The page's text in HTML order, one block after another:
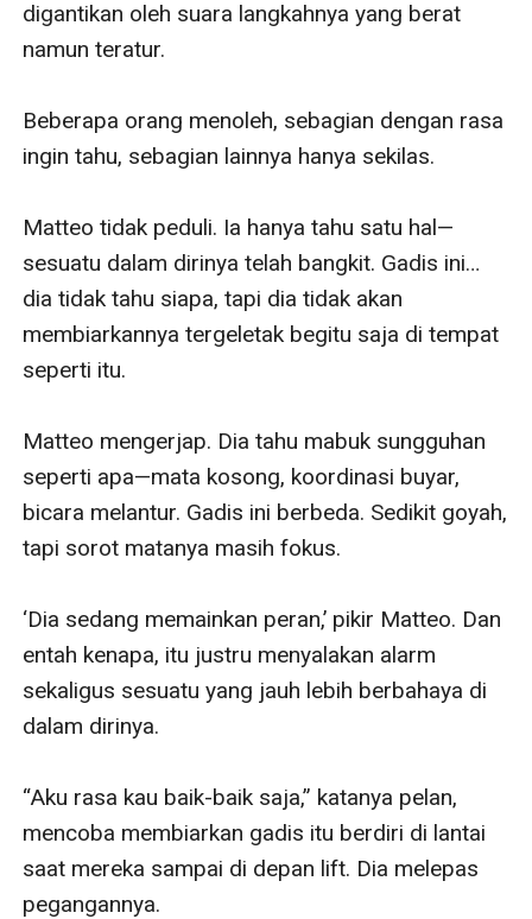
digantikan oleh suara langkahnya yang berat
namun teratur.
Beberapa orang menoleh, sebagian dengan rasa
ingin tahu, sebagian lainnya hanya sekilas.
Matteo tidak peduli. Ia hanya tahu satu hal—
sesuatu dalam dirinya telah bangkit. Gadis ini…
dia tidak tahu siapa, tapi dia tidak akan
membiarkannya tergeletak begitu saja di tempat
seperti itu.
Matteo mengerjap. Dia tahu mabuk sungguhan
seperti apa—mata kosong, koordinasi buyar,
bicara melantur. Gadis ini berbeda. Sedikit goyah,
tapi sorot matanya masih fokus.
‘Dia sedang memainkan peran,’ pikir Matteo. Dan
entah kenapa, itu justru menyalakan alarm
sekaligus sesuatu yang jauh lebih berbahaya di
dalam dirinya.
“Aku rasa kau baik-baik saja,” katanya pelan,
mencoba membiarkan gadis itu berdiri di lantai
saat mereka sampai di depan lift. Dia melepas
pegangannya.